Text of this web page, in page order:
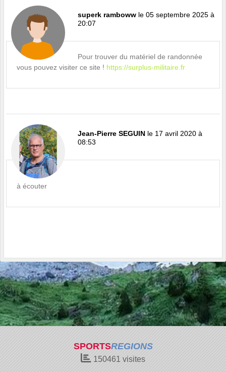
superk ramboww le 05 septembre 2025 à
20:07
Pour trouver du matériel de randonnée
vous pouvez visiter ce site ! https://surplus-militaire.fr
Jean-Pierre SEGUIN le 17 avril 2020 à
08:53
à écouter
SPORTSREGIONS
150461 visites